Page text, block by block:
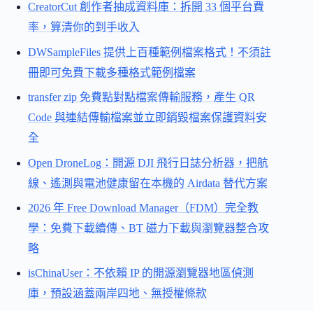
CreatorCut 創作者抽成資料庫：拆開 33 個平台費
率，算清你的到手收入
DWSampleFiles 提供上百種範例檔案格式！不須註
冊即可免費下載多種格式範例檔案
transfer zip 免費點對點檔案傳輸服務，產生 QR
Code 與連結傳輸檔案並立即銷毀檔案保護資料安
全
Open DroneLog：開源 DJI 飛行日誌分析器，把航
線、遙測與電池健康留在本機的 Airdata 替代方案
2026 年 Free Download Manager（FDM）完全教
學：免費下載續傳、BT 磁力下載與瀏覽器整合攻
略
isChinaUser：不依賴 IP 的開源瀏覽器地區偵測
庫，預設涵蓋兩岸四地、無授權條款